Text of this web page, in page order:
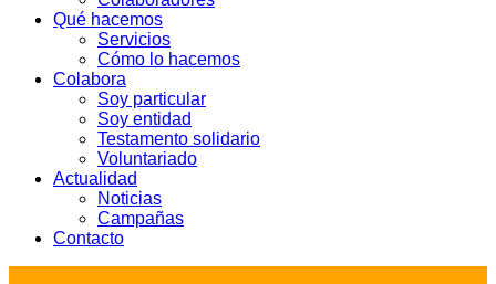
Qué hacemos
Servicios
Cómo lo hacemos
Colabora
Soy particular
Soy entidad
Testamento solidario
Voluntariado
Actualidad
Noticias
Campañas
Contacto